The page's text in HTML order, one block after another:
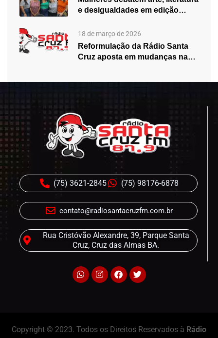
e desigualdades em edição
18 de março de 2026
Reformulação da Rádio Santa
Cruz aposta em mudanças na
(75) 3621-2845 (75) 98176-6878
contato@radiosantacruzfm.com.br
Rua Cristóvão Alexandre, 39, Parque Santa
Cruz, Cruz das Almas BA.
Copyright © 2023. Todos os Direitos Reservados à Rádio